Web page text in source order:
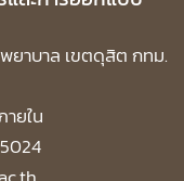
ยาบาล เขตดุสิต กทม.
ยใน